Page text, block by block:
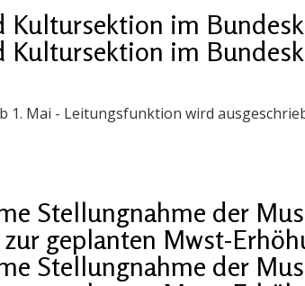
Kultursektion im
Kultursektion im
1. Mai - Leitungsfunktion wird
Stellungnahme der
geplanten Mwst-
Stellungnahme der